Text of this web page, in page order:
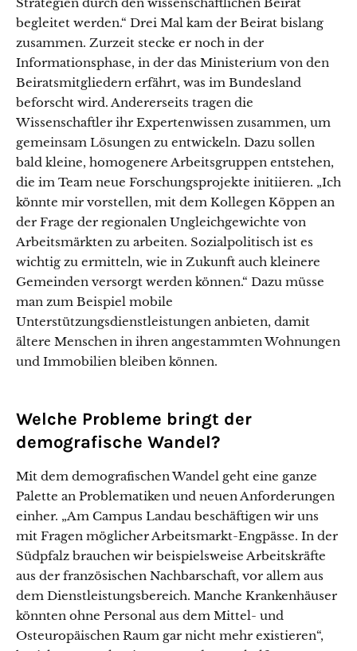
begleitet werden.“ Drei Mal kam der Beirat bislang
zusammen. Zurzeit stecke er noch in der
Informationsphase, in der das Ministerium von den
Beiratsmitgliedern erfährt, was im Bundesland
beforscht wird. Andererseits tragen die
Wissenschaftler ihr Expertenwissen zusammen, um
gemeinsam Lösungen zu entwickeln. Dazu sollen
bald kleine, homogenere Arbeitsgruppen entstehen,
die im Team neue Forschungsprojekte initiieren. „Ich
könnte mir vorstellen, mit dem Kollegen Köppen an
der Frage der regionalen Ungleichgewichte von
Arbeitsmärkten zu arbeiten. Sozialpolitisch ist es
wichtig zu ermitteln, wie in Zukunft auch kleinere
Gemeinden versorgt werden können.“ Dazu müsse
man zum Beispiel mobile
Unterstützungsdienstleistungen anbieten, damit
ältere Menschen in ihren angestammten Wohnungen
und Immobilien bleiben können.
Welche Probleme bringt der
demografische Wandel?
Mit dem demografischen Wandel geht eine ganze
Palette an Problematiken und neuen Anforderungen
einher. „Am Campus Landau beschäftigen wir uns
mit Fragen möglicher Arbeitsmarkt-Engpässe. In der
Südpfalz brauchen wir beispielsweise Arbeitskräfte
aus der französischen Nachbarschaft, vor allem aus
dem Dienstleistungsbereich. Manche Krankenhäuser
könnten ohne Personal aus dem Mittel- und
Osteuropäischen Raum gar nicht mehr existieren“,